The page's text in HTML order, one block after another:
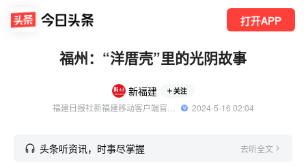
打开APP
福州：“洋厝壳”里的光阴故事
新福建 关注
  2024-5-16 02:04
头条听资讯，时事尽掌握 去听全文